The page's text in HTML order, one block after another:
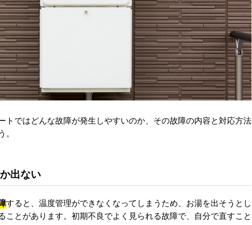
トではどんな故障が発生しやすいのか、その故障の内容と対応方法
出ない
すると、温度管理ができなくなってしまうため、お湯を出そうとし
ことがあります。初期不良でよく見られる故障で、自分で直すこと